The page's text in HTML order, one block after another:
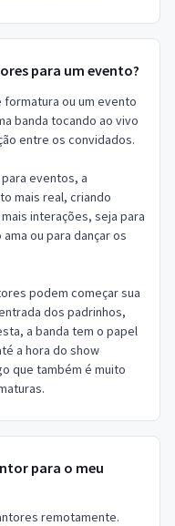
para um evento?
formatura ou um evento
banda tocando ao vivo
entre os convidados.
eventos, a
mais real, criando
interações, seja para
ou para dançar os
podem começar sua
dos padrinhos,
a banda tem o papel
a hora do show
que também é muito
para o meu
remotamente.